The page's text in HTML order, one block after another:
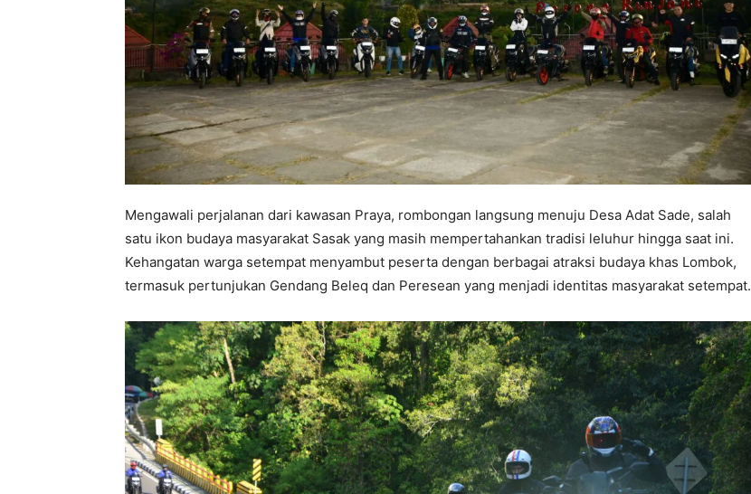
Mengawali perjalanan dari kawasan Praya, rombongan langsung menuju Desa Adat Sade, salah
satu ikon budaya masyarakat Sasak yang masih mempertahankan tradisi leluhur hingga saat ini.
Kehangatan warga setempat menyambut peserta dengan berbagai atraksi budaya khas Lombok,
termasuk pertunjukan Gendang Beleq dan Peresean yang menjadi identitas masyarakat setempat.